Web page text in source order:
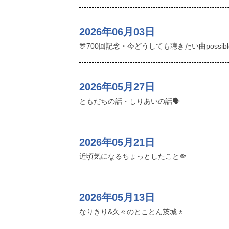
2026年06月03日
🎊700回記念・今どうしても聴きたい曲
2026年05月27日
ともだちの話・しりあいの話🗣️
2026年05月21日
近頃気になるちょっとしたこと🤏
2026年05月13日
なりきり&久々のとことん茨城🚶